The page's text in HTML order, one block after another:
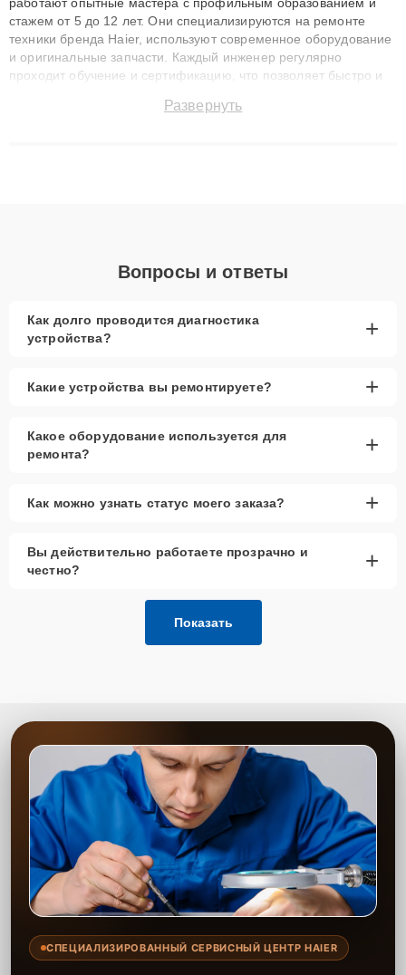
стажем от 5 до 12 лет. Они специализируются на ремонте
техники бренда Haier, используют современное оборудование
и оригинальные запчасти. Каждый инженер регулярно
проходит обучение и сертификацию, что позволяет быстро и
сохранением гарантии до 3 лет. Наши мастера решают
Развернуть
Вопросы и ответы
Как долго проводится диагностика
устройства?
+
Какие устройства вы ремонтируете? +
Какое оборудование используется для
ремонта?
+
Как можно узнать статус моего заказа? +
Вы действительно работаете прозрачно и
честно?
+
Показать
СПЕЦИАЛИЗИРОВАННЫЙ СЕРВИСНЫЙ ЦЕНТР HAIER